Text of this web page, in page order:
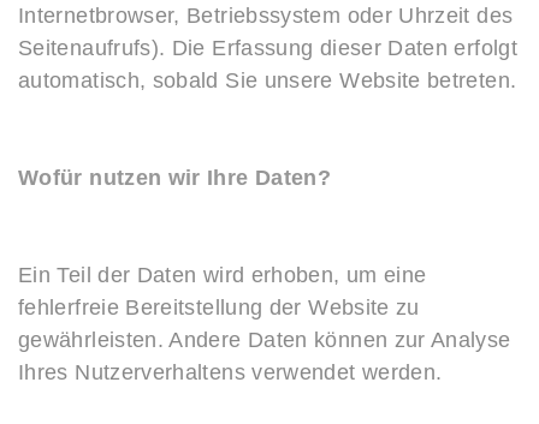
Internetbrowser, Betriebssystem oder Uhrzeit des
Seitenaufrufs). Die Erfassung dieser Daten erfolgt
automatisch, sobald Sie unsere Website betreten.
Wofür nutzen wir Ihre Daten?
Ein Teil der Daten wird erhoben, um eine
fehlerfreie Bereitstellung der Website zu
gewährleisten. Andere Daten können zur Analyse
Ihres Nutzerverhaltens verwendet werden.